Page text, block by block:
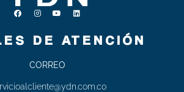
DE ATENCIÓN
CORREO